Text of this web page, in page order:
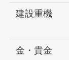
建設重機
金・貴金